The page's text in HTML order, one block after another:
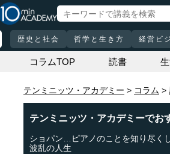
歴史と社会 哲学と生き方 経営ビ
コラムTOP 読書
テンミニッツ・アカデミー コラム
テンミニッツ・アカデミーでお
ショパン…ピアノのことを知り尽く
波乱の人生